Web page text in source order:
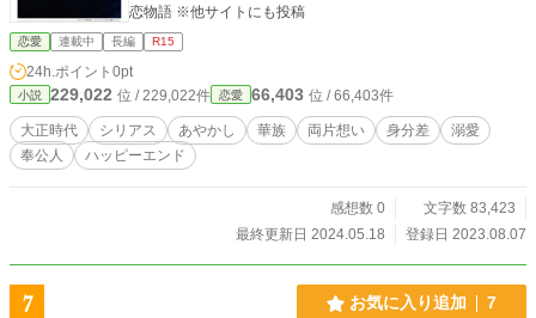
恋物語 ※他サイトにも投稿
恋愛 連載中 長編 R15
24h.ポイント 0pt
小説 229,022 位 / 229,022件 恋愛 66,403 位 / 66,403件
大正時代 シリアス あやかし 華族 両片想い 身分差
溺愛
奉公人
ハッピーエンド
感想数 0
文字数 83,423
最終更新日 2024.05.18
登録日 2023.08.07
7 お気に入り追加 7